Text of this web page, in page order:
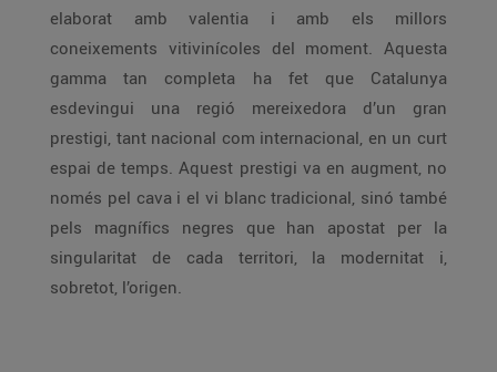
elaborat amb valentia i amb els millors
coneixements vitivinícoles del moment. Aquesta
gamma tan completa ha fet que Catalunya
esdevingui una regió mereixedora d’un gran
prestigi, tant nacional com internacional, en un curt
espai de temps. Aquest prestigi va en augment, no
només pel cava i el vi blanc tradicional, sinó també
pels magnífics negres que han apostat per la
singularitat de cada territori, la modernitat i,
sobretot, l’origen.